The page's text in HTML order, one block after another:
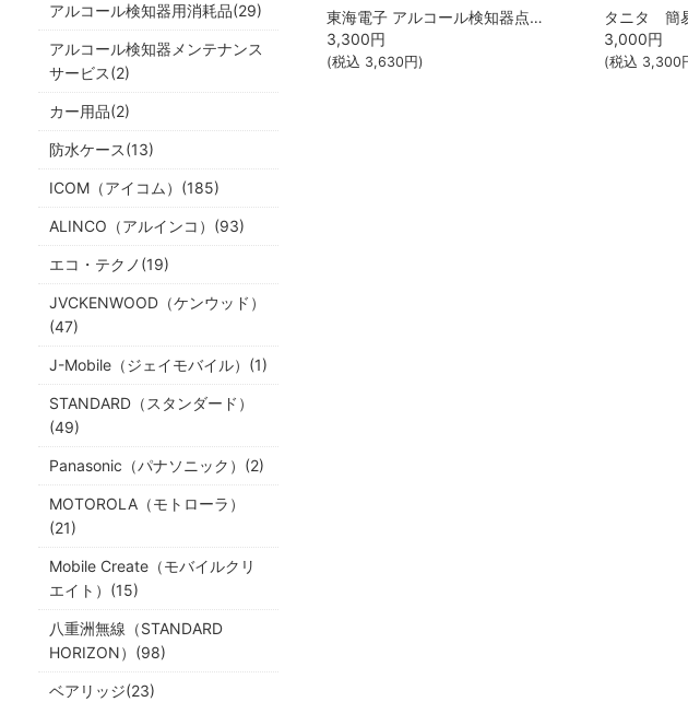
アルコール検知器用消耗品(29)
アルコール検知器メンテナンス
サービス(2)
カー用品(2)
防水ケース(13)
ICOM（アイコム）(185)
ALINCO（アルインコ）(93)
エコ・テクノ(19)
JVCKENWOOD（ケンウッド）
(47)
J-Mobile（ジェイモバイル）(1)
STANDARD（スタンダード）
(49)
Panasonic（パナソニック）(2)
MOTOROLA（モトローラ）
(21)
Mobile Create（モバイルクリ
エイト）(15)
八重洲無線（STANDARD
HORIZON）(98)
ベアリッジ(23)
東海電子 アルコール検知器点検セット（1箱スプレー3本入）
3,300円
(税込 3,630円)
3,000円
(税込 3,300